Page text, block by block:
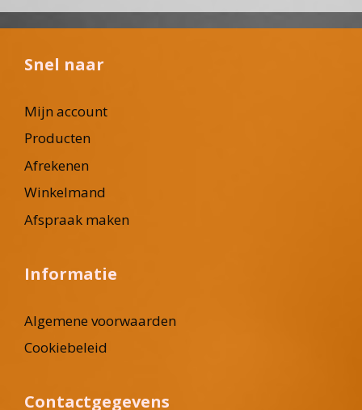
Snel naar
Mijn account
Producten
Afrekenen
Winkelmand
Afspraak maken
Informatie
Algemene voorwaarden
Cookiebeleid
Contactgegevens